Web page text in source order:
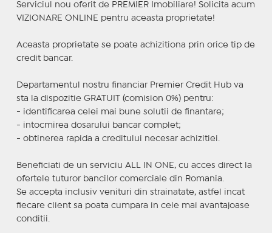
Serviciul nou oferit de PREMIER Imobiliare! Solicita acum
VIZIONARE ONLINE pentru aceasta proprietate!
Aceasta proprietate se poate achizitiona prin orice tip de
credit bancar.
Departamentul nostru financiar Premier Credit Hub va
sta la dispozitie GRATUIT (comision 0%) pentru:
- identificarea celei mai bune solutii de finantare;
- intocmirea dosarului bancar complet;
- obtinerea rapida a creditului necesar achizitiei.
Beneficiati de un serviciu ALL IN ONE, cu acces direct la
ofertele tuturor bancilor comerciale din Romania.
Se accepta inclusiv venituri din strainatate, astfel incat
fiecare client sa poata cumpara in cele mai avantajoase
conditii.